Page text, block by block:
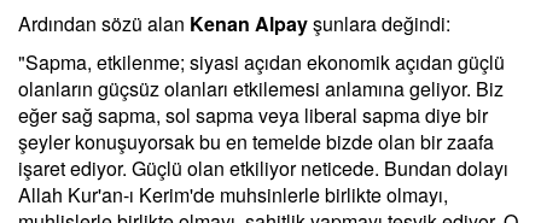
Ardından sözü alan Kenan Alpayşunlara değindi:
"Sapma, etkilenme; siyasi açıdan ekonomik açıdan güçlü
olanların güçsüz olanları etkilemesi anlamına geliyor. Biz
eğer sağ sapma, sol sapma veya liberal sapma diye bir
şeyler konuşuyorsak bu en temelde bizde olan bir zaafa
işaret ediyor. Güçlü olan etkiliyor neticede. Bundan dolayı
Allah Kur'an-ı Kerim'de muhsinlerle birlikte olmayı,